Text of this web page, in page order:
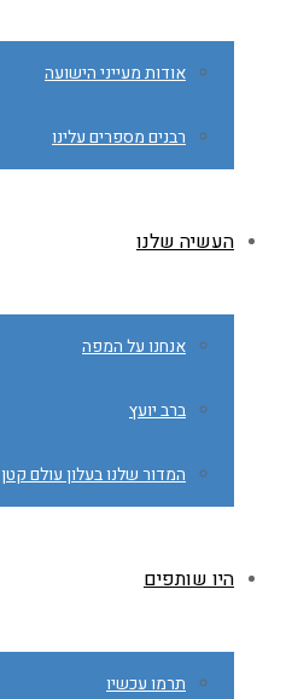
אודות מעייני הישועה
רבנים מספרים עלינו
העשיה שלנו
אנחנו על המפה
ברב יועץ
המדור שלנו בעלון עולם קטן
היו שותפים
תרמו עכשיו